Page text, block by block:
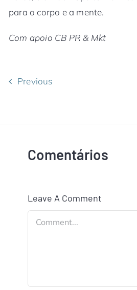
para o corpo e a mente.
Com apoio CB PR & Mkt
Previous
Comentários
Leave A Comment
Comment